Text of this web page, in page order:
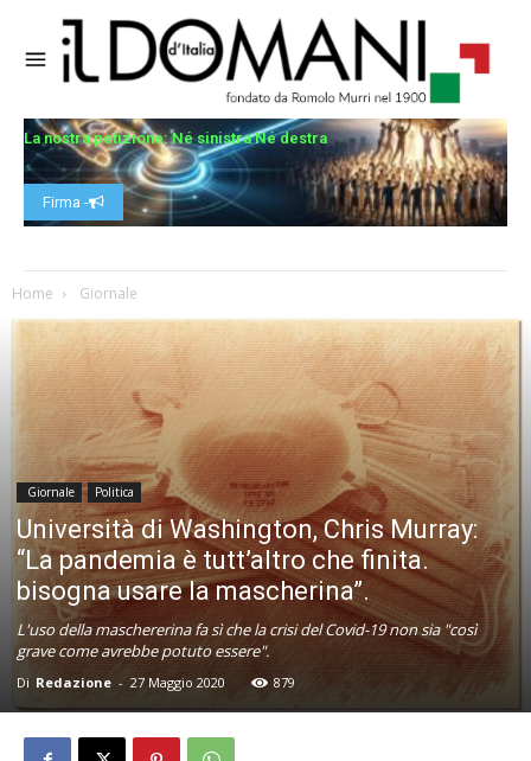
La nostra petizione: Né sinistra Né destra
Firma -
Home Giornale
Giornale Politica
Università di Washington, Chris Murray:
“La pandemia è tutt’altro che finita.
bisogna usare la mascherina”.
L'uso della maschererina fa sì che la crisi del Covid-19 non sia "così
grave come avrebbe potuto essere".
Di Redazione - 27 Maggio 2020 879